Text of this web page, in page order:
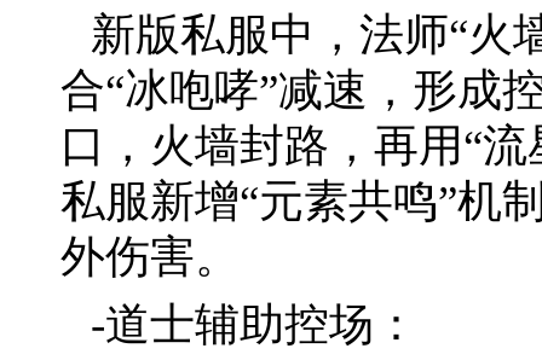
新版私服中，法师“火
合“冰咆哮”减速，形成
口，火墙封路，再用“
私服新增“元素共鸣”机
外伤害。
-道士辅助控场：